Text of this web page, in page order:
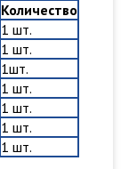
Количество
1 шт.
1 шт.
1шт.
1 шт.
1 шт.
1 шт.
1 шт.